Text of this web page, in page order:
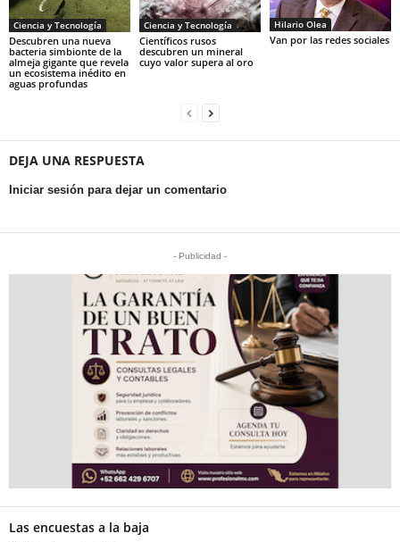
Ciencia y Tecnología
Descubren una nueva
bacteria simbionte de la
almeja gigante que revela
un ecosistema inédito en
aguas profundas
Ciencia y Tecnología
Científicos rusos
descubren un mineral
cuyo valor supera al oro
Hilario Olea
Van por las redes sociales
DEJA UNA RESPUESTA
Iniciar sesión para dejar un comentario
- Publicidad -
Las encuestas a la baja